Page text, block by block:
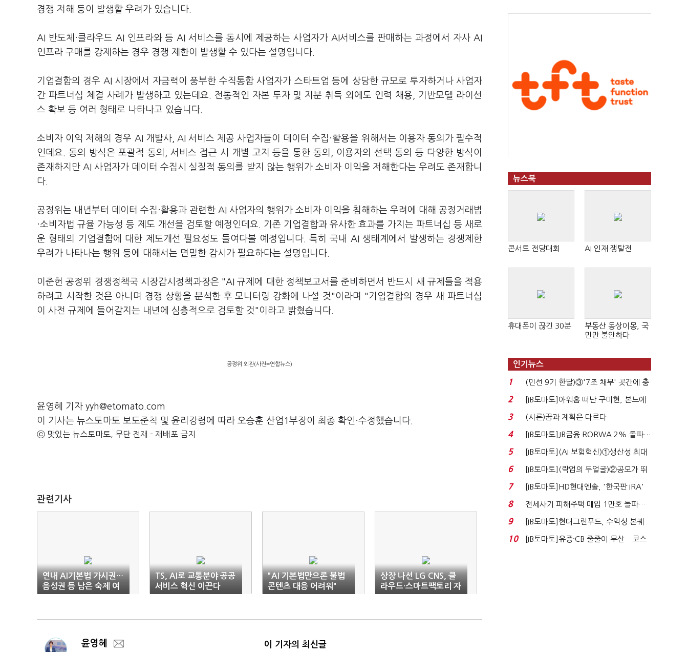
경쟁 저해 등이 발생할 우려가 있습니다.
AI 반도체·클라우드 AI 인프라와 등 AI 서비스를 동시에 제공하는 사업자가 AI서비스를 판매하는 과정에서 자사 AI
인프라 구매를 강제하는 경우 경쟁 제한이 발생할 수 있다는 설명입니다.
기업결합의 경우 AI 시장에서 자금력이 풍부한 수직통합 사업자가 스타트업 등에 상당한 규모로 투자하거나 사업자
간 파트너십 체결 사례가 발생하고 있는데요. 전통적인 자본 투자 및 지분 취득 외에도 인력 채용, 기반모델 라이선
스 확보 등 여러 형태로 나타나고 있습니다.
소비자 이익 저해의 경우 AI 개발사, AI 서비스 제공 사업자들이 데이터 수집·활용을 위해서는 이용자 동의가 필수적
인데요. 동의 방식은 포괄적 동의, 서비스 접근 시 개별 고지 등을 통한 동의, 이용자의 선택 동의 등 다양한 방식이
존재하지만 AI 사업자가 데이터 수집시 실질적 동의를 받지 않는 행위가 소비자 이익을 저해한다는 우려도 존재합니
다.
공정위는 내년부터 데이터 수집·활용과 관련한 AI 사업자의 행위가 소비자 이익을 침해하는 우려에 대해 공정거래법
·소비자법 규율 가능성 등 제도 개선을 검토할 예정인데요. 기존 기업결합과 유사한 효과를 가지는 파트너십 등 새로
운 형태의 기업결합에 대한 제도개선 필요성도 들여다볼 예정입니다. 특히 국내 AI 생태계에서 발생하는 경쟁제한
우려가 나타나는 행위 등에 대해서는 면밀한 감시가 필요하다는 설명입니다.
이준헌 공정위 경쟁정책국 시장감시정책과장은 "AI 규제에 대한 정책보고서를 준비하면서 반드시 새 규제틀을 적용
하려고 시작한 것은 아니며 경쟁 상황을 분석한 후 모니터링 강화에 나설 것"이라며 "기업결합의 경우 새 파트너십
이 사전 규제에 들어갈지는 내년에 심층적으로 검토할 것"이라고 밝혔습니다.
공정위 외관(사진=연합뉴스)
윤영혜 기자 yyh@etomato.com
이 기사는 뉴스토마토 보도준칙 및 윤리강령에 따라 오승훈 산업1부장이 최종 확인·수정했습니다.
ⓒ 맛있는 뉴스토마토, 무단 전재 - 재배포 금지
관련기사
연내 AI기본법 가시권…
음성권 등 남은 숙제 여
전
TS, AI로 교통분야 공공
서비스 혁신 이끈다
"AI 기본법만으론 불법
콘텐츠 대응 어려워"
상장 나선 LG CNS, 클
라우드·스마트팩토리 자
신감
윤영혜 이 기자의 최신글
뉴스북
콘서트 전당대회 AI 인재 쟁탈전
휴대폰이 끊긴 30분
부동산 동상이몽, 국
민만 불안하다
인기뉴스
1
(민선 9기 한달)③'7조 채무' 곳간에 충
격…추미애, 20년...
2
[IB토마토]아워홈 떠난 구미현, 본느에
340억 베팅…가...
3 (시론)꿈과 계획은 다르다
4
[IB토마토]JB금융 RORWA 2% 돌파…
실적 견인은 은행 ...
5
[IB토마토](AI 보험혁신)①생산성 최대
80% 개선…현실...
6
[IB토마토](락업의 두얼굴)②공모가 뛰
자 첫날 매도…FI ...
7
[IB토마토]HD현대엔솔, '한국판 IRA'
수혜 부상…세액공...
8
전세사기 피해주택 매입 1만호 돌파…
누적 피해자 4만2...
9
[IB토마토]현대그린푸드, 수익성 본궤
도…실적 개선에 ...
10
[IB토마토]유증·CB 줄줄이 무산…코스